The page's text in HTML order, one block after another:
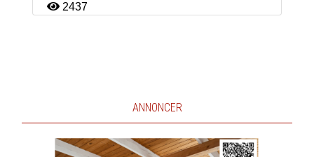
2437
ANNONCER